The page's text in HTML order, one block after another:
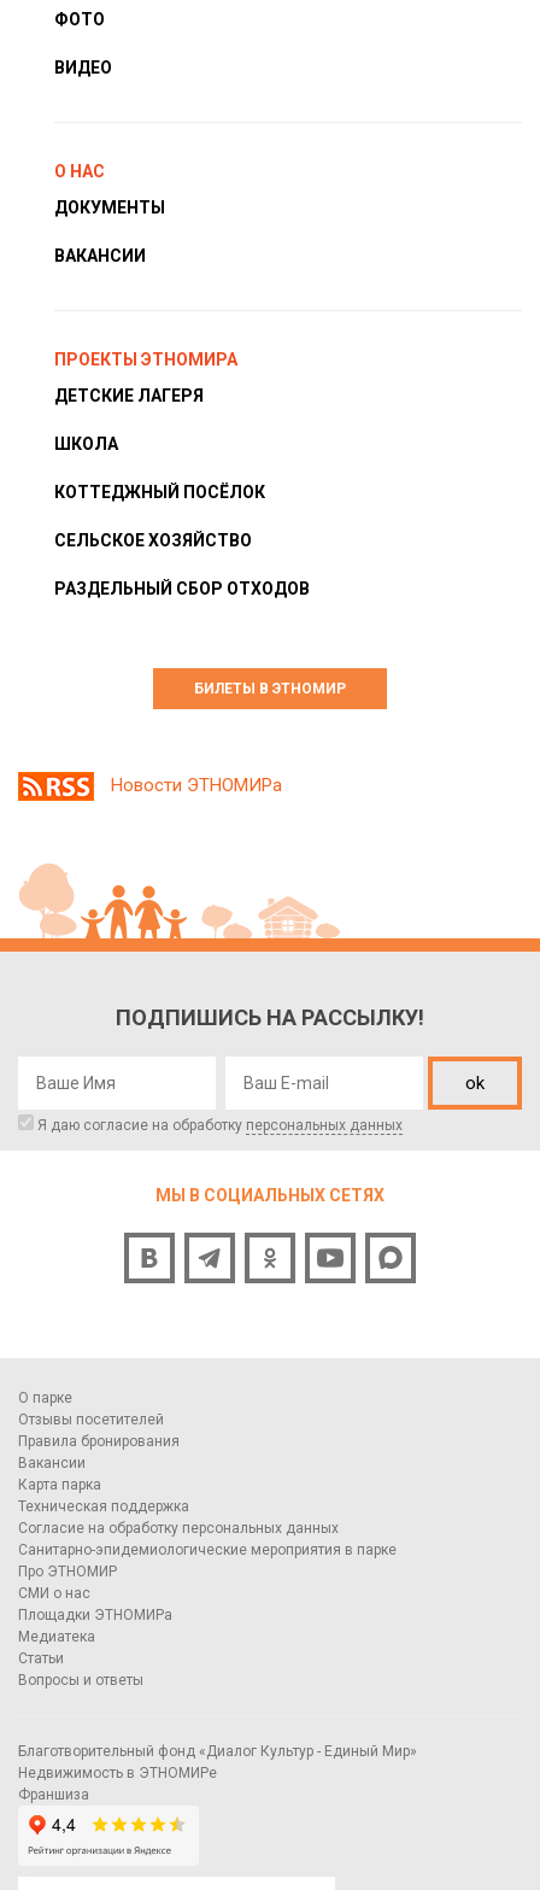
ФОТО
ВИДЕО
О НАС
ДОКУМЕНТЫ
ВАКАНСИИ
ПРОЕКТЫ ЭТНОМИРА
ДЕТСКИЕ ЛАГЕРЯ
ШКОЛА
КОТТЕДЖНЫЙ ПОСЁЛОК
СЕЛЬСКОЕ ХОЗЯЙСТВО
РАЗДЕЛЬНЫЙ СБОР ОТХОДОВ
БИЛЕТЫ В ЭТНОМИР
Новости ЭТНОМИРа
ПОДПИШИСЬ НА РАССЫЛКУ!
ok
Я даю согласие на обработку персональных данных
МЫ В СОЦИАЛЬНЫХ СЕТЯХ
О парке
Отзывы посетителей
Правила бронирования
Вакансии
Карта парка
Техническая поддержка
Согласие на обработку персональных данных
Санитарно-эпидемиологические мероприятия в парке
Про ЭТНОМИР
СМИ о нас
Площадки ЭТНОМИРа
Медиатека
Статьи
Вопросы и ответы
Благотворительный фонд «Диалог Культур - Единый Мир»
Недвижимость в ЭТНОМИРе
Франшиза